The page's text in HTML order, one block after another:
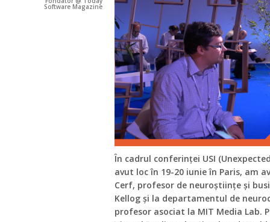
Software Magazine
În cadrul conferinței USI
avut loc în 19-20 iunie în Paris, am
Cerf, profesor de neuroștiințe și
Kellog și la departamentul de
profesor asociat la MIT Media Lab.